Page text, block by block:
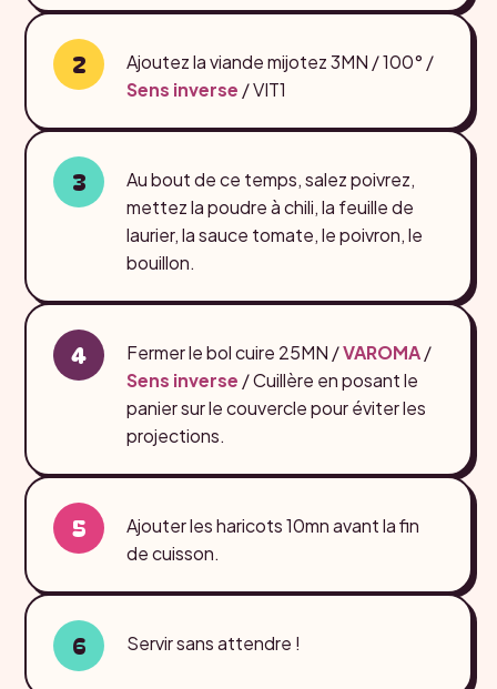
Ajoutez la viande mijotez 3MN / 100° /
Sens inverse / VIT1
Au bout de ce temps, salez poivrez,
mettez la poudre à chili, la feuille de
laurier, la sauce tomate, le poivron, le
bouillon.
Fermer le bol cuire 25MN /VAROMA/
Sens inverse / Cuillère en posant le
panier sur le couvercle pour éviter les
projections.
Ajouter les haricots 10mn avant la fin
de cuisson.
Servir sans attendre !